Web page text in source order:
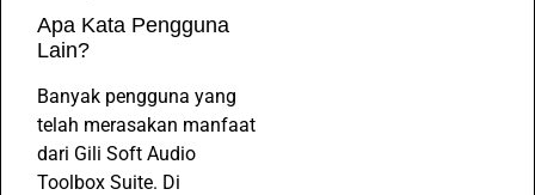
Apa Kata Pengguna
Lain?
Banyak pengguna yang
telah merasakan manfaat
dari Gili Soft Audio
Toolbox Suite. Di